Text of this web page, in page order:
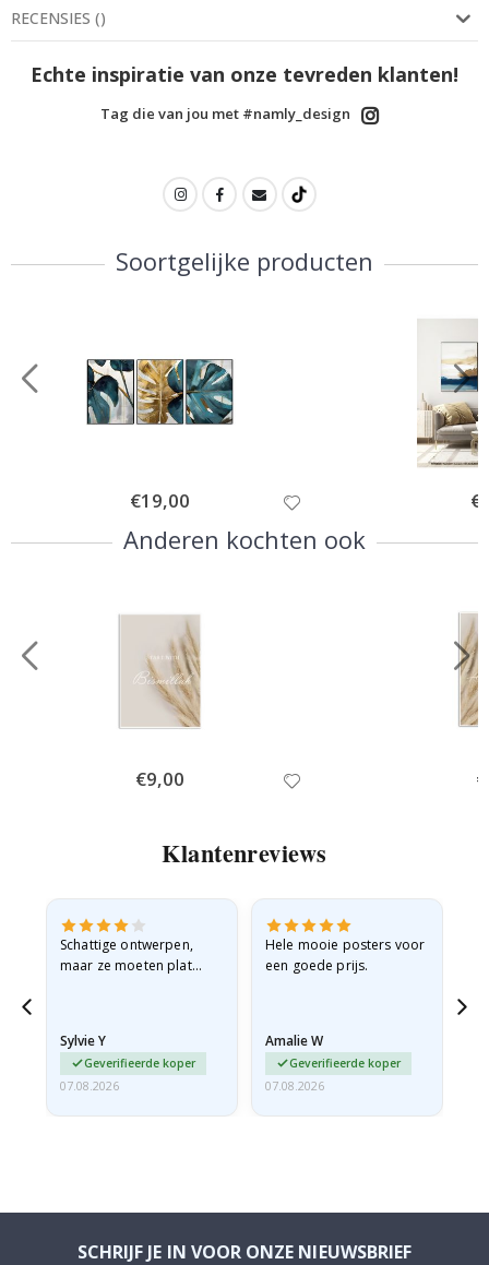
RECENSIES ()
Echte inspiratie van onze tevreden klanten!
Tag die van jou met #namly_design
Soortgelijke producten
Special
Price
€19,00
Anderen kochten ook
Special
Price
€9,00
Klantenreviews
Schattige ontwerpen,
maar ze moeten plat
beetje…
Sylvie Y
Geverifieerde koper
07.08.2026
Hele mooie posters voor
een goede prijs.
Amalie W
Geverifieerde koper
07.08.2026
SCHRIJF JE IN VOOR ONZE NIEUWSBRIEF